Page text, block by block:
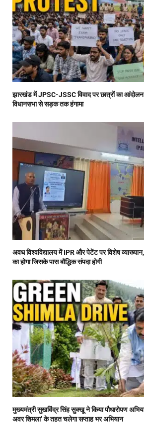
झारखंड में JPSC-JSSC विवाद पर छात्रों का आंदोलन
विधानसभा से सड़क तक हंगामा
अवध विश्वविद्यालय में IPR और पेटेंट पर विशेष
का होगा जिसके पास बौद्धिक संपदा होगी
मुख्यमंत्री सुखविंद्र सिंह सुक्खू ने किया पौधारोपण
अवर शिमला’ के तहत चलेगा सप्ताह भर अभियान